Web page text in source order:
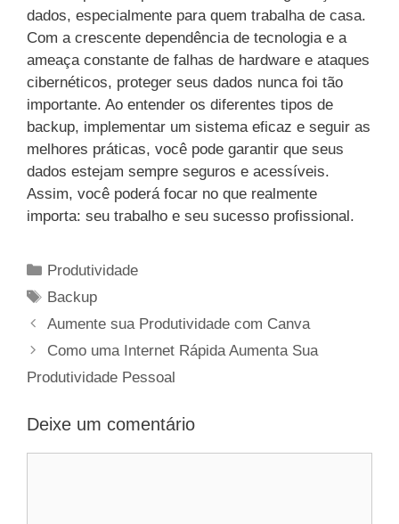
dados, especialmente para quem trabalha de casa.
Com a crescente dependência de tecnologia e a
ameaça constante de falhas de hardware e ataques
cibernéticos, proteger seus dados nunca foi tão
importante. Ao entender os diferentes tipos de
backup, implementar um sistema eficaz e seguir as
melhores práticas, você pode garantir que seus
dados estejam sempre seguros e acessíveis.
Assim, você poderá focar no que realmente
importa: seu trabalho e seu sucesso profissional.
Categorias
Produtividade
Tags
Backup
Aumente sua Produtividade com Canva
Como uma Internet Rápida Aumenta Sua
Produtividade Pessoal
Deixe um comentário